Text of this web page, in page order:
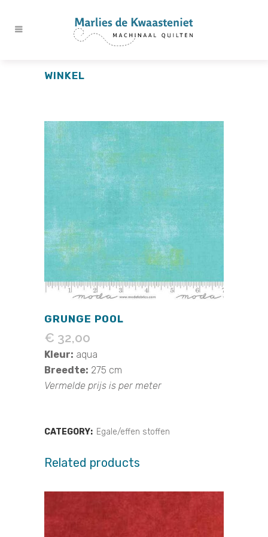
WINKEL
GRUNGE POOL
€ 32,00
Kleur: aqua
Breedte: 275 cm
Vermelde prijs is per meter
CATEGORY: Egale/effen stoffen
Related products